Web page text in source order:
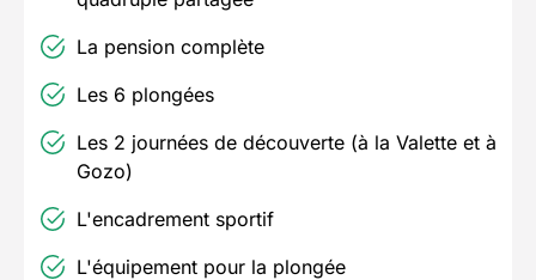
La pension complète
Les 6 plongées
Les 2 journées de découverte (à la Valette et à
Gozo)
L'encadrement sportif
L'équipement pour la plongée